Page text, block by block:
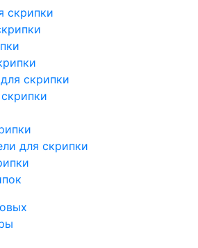
скрипки
скрипки
для скрипки